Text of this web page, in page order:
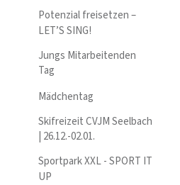
Potenzial freisetzen –
LET’S SING!
Jungs Mitarbeitenden
Tag
Mädchentag
Skifreizeit CVJM Seelbach
| 26.12.-02.01.
Sportpark XXL - SPORT IT
UP